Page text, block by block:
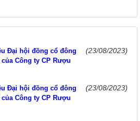
Đại hội đồng cổ đông
Công ty CP Rượu
(23/08/2023)
Đại hội đồng cổ đông
Công ty CP Rượu
(23/08/2023)